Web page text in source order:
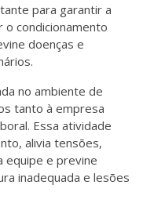
para garantir a
o condicionamento
doenças e
no ambiente de
tanto à empresa
Essa atividade
alivia tensões,
equipe e previne
inadequada e lesões